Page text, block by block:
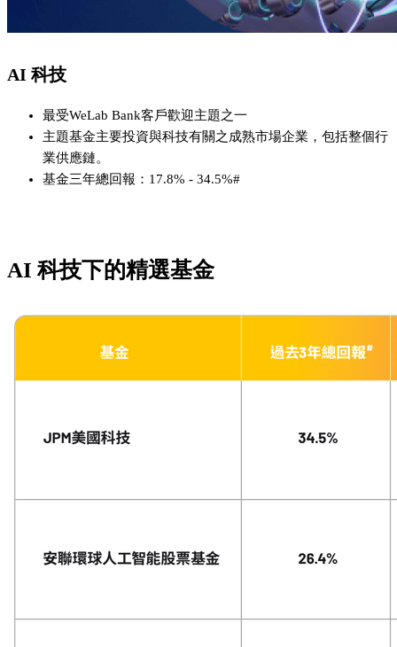
AI 科技
最受WeLab Bank客戶歡迎主題之一
主題基金主要投資與科技有關之成熟市場企業，包括整個行
業供應鏈。
基金三年總回報：17.8% - 34.5%#
AI 科技下的精選基金